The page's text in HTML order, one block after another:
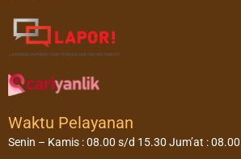
Waktu Pelayanan
Senin – Kamis : 08.00 s/d 15.30 Jum’at :